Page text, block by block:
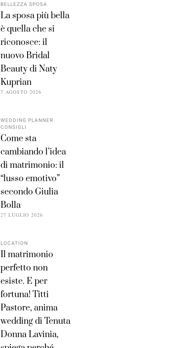
BELLEZZA SPOSA
La sposa più bella
è quella che si
riconosce: il
nuovo Bridal
Beauty di Naty
Kuprian
7 AGOSTO 2026
WEDDING PLANNER
CONSIGLI
Come sta
cambiando l’idea
di matrimonio: il
“lusso emotivo”
secondo Giulia
Bolla
27 LUGLIO 2026
LOCATION
Il matrimonio
perfetto non
esiste. E per
fortuna! Titti
Pastore, anima
wedding di Tenuta
Donna Lavinia,